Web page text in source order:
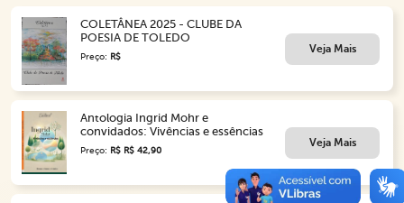
COLETÂNEA 2025 - CLUBE DA
POESIA DE TOLEDO
Preço: R$
Veja Mais
Antologia Ingrid Mohr e
convidados: Vivências e essências
Preço: R$ R$ 42,90
Veja Mais